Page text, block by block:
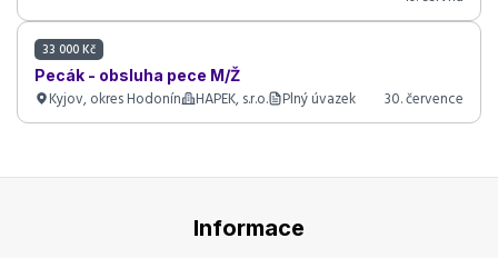
33 000 Kč
Pecák - obsluha pece M/Ž
Kyjov, okres Hodonín HAPEK, s.r.o. Plný úvazek 30. července
Informace